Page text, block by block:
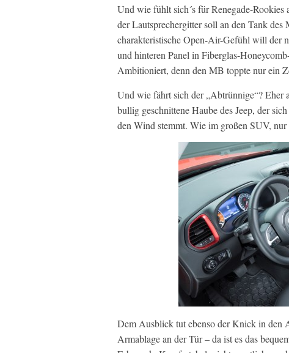
Und wie fühlt sich´s für Renegade-Rookies
der Lautsprechergitter soll an den Tank
charakteristische Open-Air-Gefühl will der
und hinteren Panel in Fiberglas-
Ambitioniert, denn den MB toppte nur ein
Und wie fährt sich der „Abtrünnige“? Eher
bullig geschnittene Haube des Jeep, der
den Wind stemmt. Wie im großen SUV,
Dem Ausblick tut ebenso der Knick in den
Armablage an der Tür – da ist es das